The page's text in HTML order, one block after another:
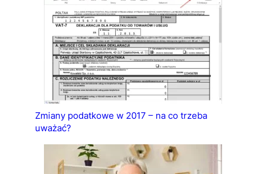
Zmiany podatkowe w 2017 – na co trzeba
uważać?